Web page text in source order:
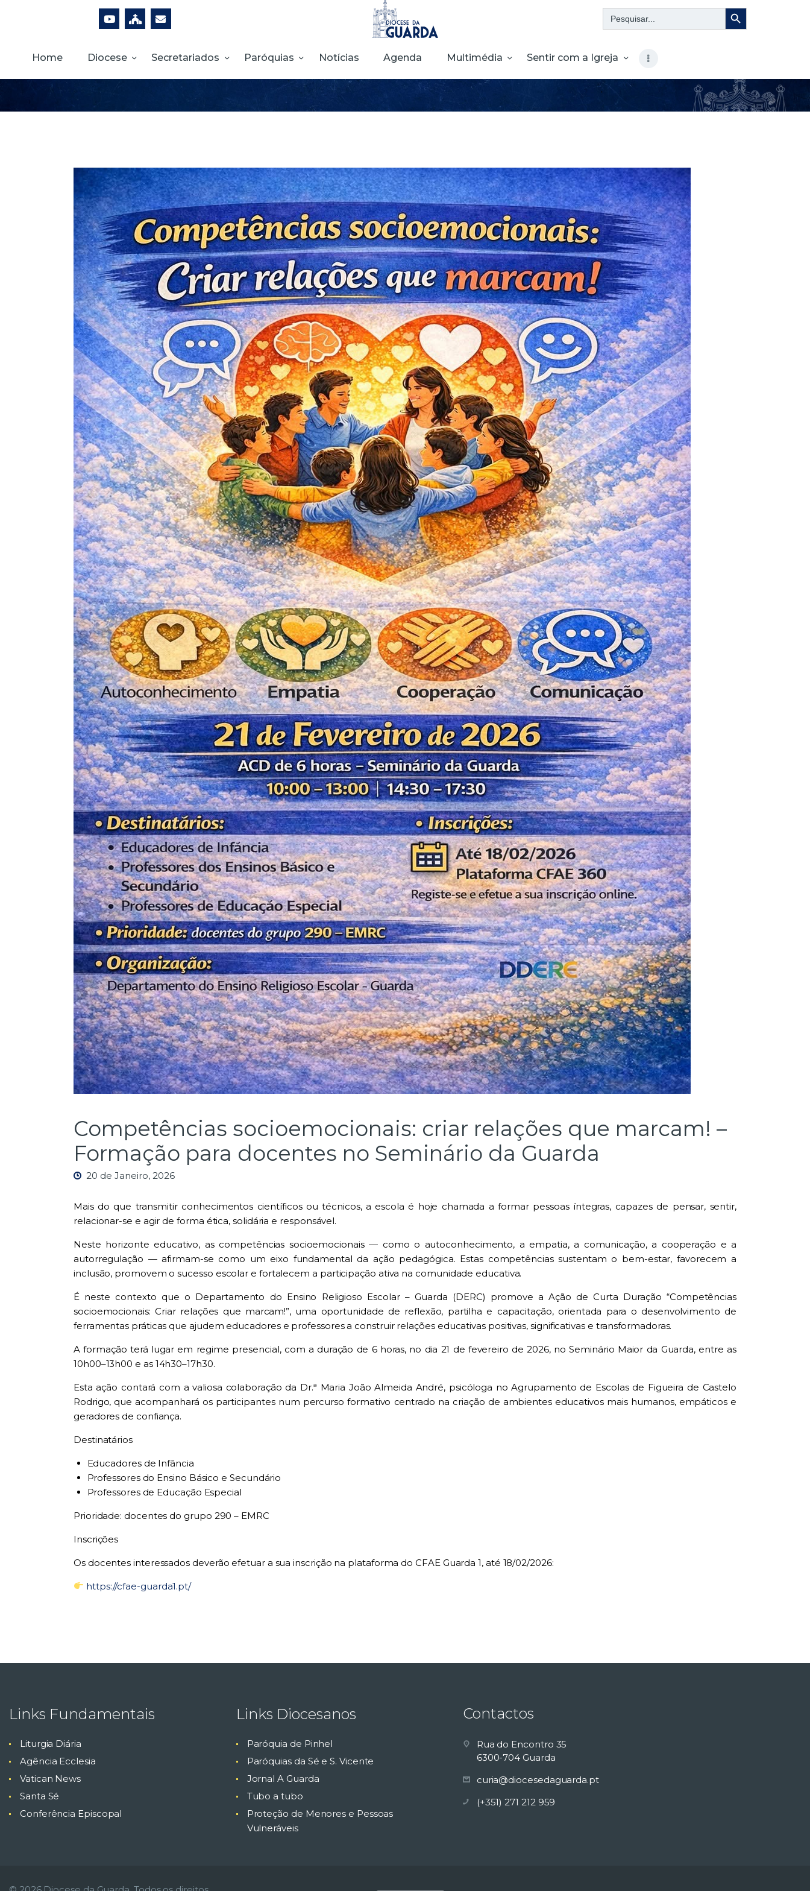
Search
for:
Search Button
Home Diocese Secretariados Paróquias Notícias Agenda Multimédia Sentir com a Igreja
PARÓQUIAS
MULTIMÉDIA
SENTIR COM A
IGREJA
CONTACTOS
Competências socioemocionais: criar relações que marcam! –
Formação para docentes no Seminário da Guarda
20 de Janeiro, 2026
Mais do que transmitir conhecimentos científicos ou técnicos, a escola é hoje chamada a formar pessoas íntegras, capazes de pensar, sentir,
relacionar-se e agir de forma ética, solidária e responsável.
Neste horizonte educativo, as competências socioemocionais — como o autoconhecimento, a empatia, a comunicação, a cooperação e a
autorregulação — afirmam-se como um eixo fundamental da ação pedagógica. Estas competências sustentam o bem-estar, favorecem a
inclusão, promovem o sucesso escolar e fortalecem a participação ativa na comunidade educativa.
É neste contexto que o Departamento do Ensino Religioso Escolar – Guarda (DERC) promove a Ação de Curta Duração “Competências
socioemocionais: Criar relações que marcam!”, uma oportunidade de reflexão, partilha e capacitação, orientada para o desenvolvimento de
ferramentas práticas que ajudem educadores e professores a construir relações educativas positivas, significativas e transformadoras.
A formação terá lugar em regime presencial, com a duração de 6 horas, no dia 21 de fevereiro de 2026, no Seminário Maior da Guarda, entre as
10h00–13h00 e as 14h30–17h30.
Esta ação contará com a valiosa colaboração da Dr.ª Maria João Almeida André, psicóloga no Agrupamento de Escolas de Figueira de Castelo
Rodrigo, que acompanhará os participantes num percurso formativo centrado na criação de ambientes educativos mais humanos, empáticos e
geradores de confiança.
Destinatários
Educadores de Infância
Professores do Ensino Básico e Secundário
Professores de Educação Especial
Prioridade: docentes do grupo 290 – EMRC
Inscrições
Os docentes interessados deverão efetuar a sua inscrição na plataforma do CFAE Guarda 1, até 18/02/2026:
https://cfae-guarda1.pt/
Links Fundamentais
Liturgia Diária
Agência Ecclesia
Vatican News
Santa Sé
Conferência Episcopal
Links Diocesanos
Paróquia de Pinhel
Paróquias da Sé e S. Vicente
Jornal A Guarda
Tubo a tubo
Proteção de Menores e Pessoas
Vulneráveis
Contactos
Rua do Encontro 35
6300-704 Guarda
curia@diocesedaguarda.pt
(+351) 271 212 959